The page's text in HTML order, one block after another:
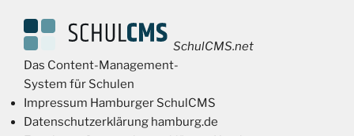
SchulCMS.net
Das Content-Management-
System für Schulen
Impressum Hamburger SchulCMS
Datenschutzerklärung hamburg.de